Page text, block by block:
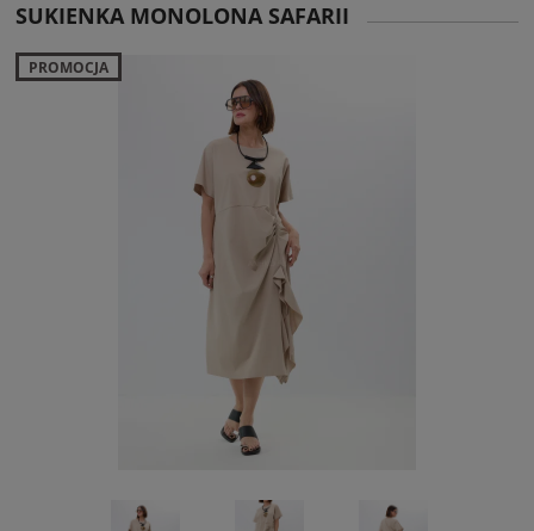
SUKIENKA MONOLONA SAFARII
PROMOCJA